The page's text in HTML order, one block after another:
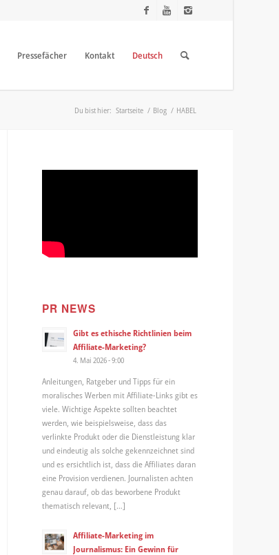
Pressefächer Kontakt Deutsch
Du bist hier: Startseite / Blog / HABEL
PR NEWS
Gibt es ethische Richtlinien beim
Affiliate-Marketing?
4. Mai 2026 - 9:00
Anleitungen, Ratgeber und Tipps für ein
moralisches Werben mit Affiliate-Links gibt es
viele. Wichtige Aspekte sollten beachtet
werden, wie beispielsweise, dass das
verlinkte Produkt oder die Dienstleistung klar
und eindeutig als solche gekennzeichnet sind
und es ersichtlich ist, dass die Affiliates daran
eine Provision verdienen. Journalisten achten
genau darauf, ob das beworbene Produkt
thematisch relevant, […]
Affiliate-Marketing im
Journalismus: Ein Gewinn für